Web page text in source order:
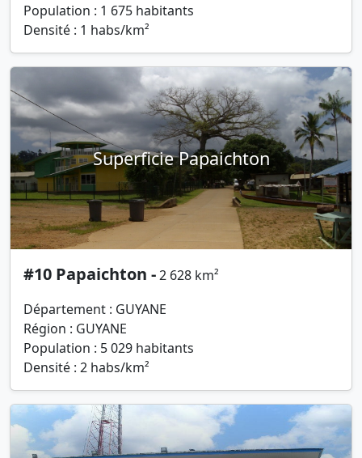
Population : 1 675 habitants
Densité : 1 habs/km²
Superficie Papaichton
#10 Papaichton -2 628 km²
Département : GUYANE
Région : GUYANE
Population : 5 029 habitants
Densité : 2 habs/km²